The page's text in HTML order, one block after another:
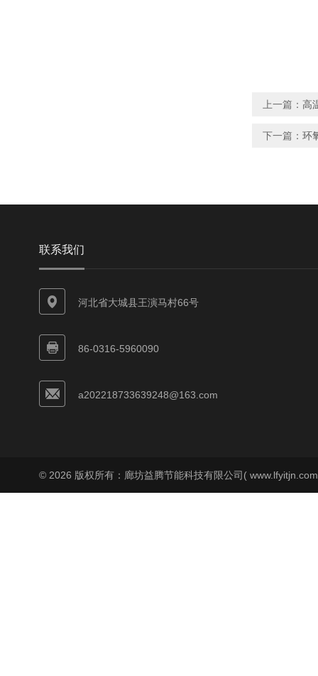
上一篇： 高
下一篇： 环
联系我们
河北省大城县王演马村66号
86-0316-5960090
a202218733639248@163.com
© 2026 版权所有：廊坊益腾节能科技有限公司(